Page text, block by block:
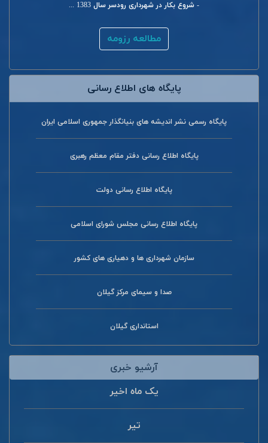
- شروع بکار در شهرداری رودسر سال 1383 ...
مطالعه رزومه
پایگاه های اطلاع رسانی
پایگاه رسمی نشر اندیشه های بنیانگذار جمهوری اسلامی ایران
پایگاه اطلاع رسانی دفتر مقام معظم رهبری
پایگاه اطلاع رسانی دولت
پایگاه اطلاع رسانی مجلس شورای اسلامی
سازمان شهرداری ها و دهیاری های کشور
صدا و سیمای مرکز گیلان
استانداری گیلان
آرشیو خبری
یک ماه اخیر
تیر